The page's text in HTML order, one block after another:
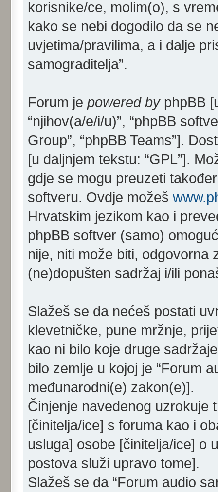
korisnike/ce, molim(o), s
kako se nebi dogodilo da se
uvjetima/pravilima, a i dalje
samograditelja”.
Forum je powered byphpBB
“njihov(a/e/i/u)”, “phpBB
Group”, “phpBB Teams”].
[u daljnjem tekstu: “GPL”].
gdje se mogu preuzeti
softveru. Ovdje možeš
Hrvatskim jezikom kao i
phpBB softver (samo)
nije, niti može biti, odgovorna
(ne)dopušten sadržaj i/ili
Slažeš se da nećeš postati
klevetničke, pune mržnje,
kao ni bilo koje druge
bilo zemlje u kojoj je “Forum
međunarodni(e) zakon(e)].
Činjenje navedenog uzrokuje
[činitelja/ice] s foruma kao i
usluga] osobe [činitelja/ice] o
postova služi upravo tome].
Slažeš se da “Forum audio